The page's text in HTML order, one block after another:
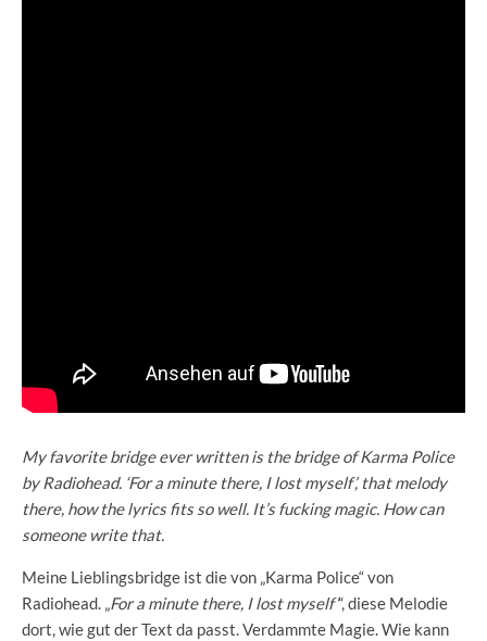
My favorite bridge ever written is the bridge of Karma Police
by Radiohead. ‘For a minute there, I lost myself’, that melody
there, how the lyrics fits so well. It’s fucking magic. How can
someone write that.
Meine Lieblingsbridge ist die von „Karma Police“ von
Radiohead. „For a minute there, I lost myself’“, diese Melodie
dort, wie gut der Text da passt. Verdammte Magie. Wie kann